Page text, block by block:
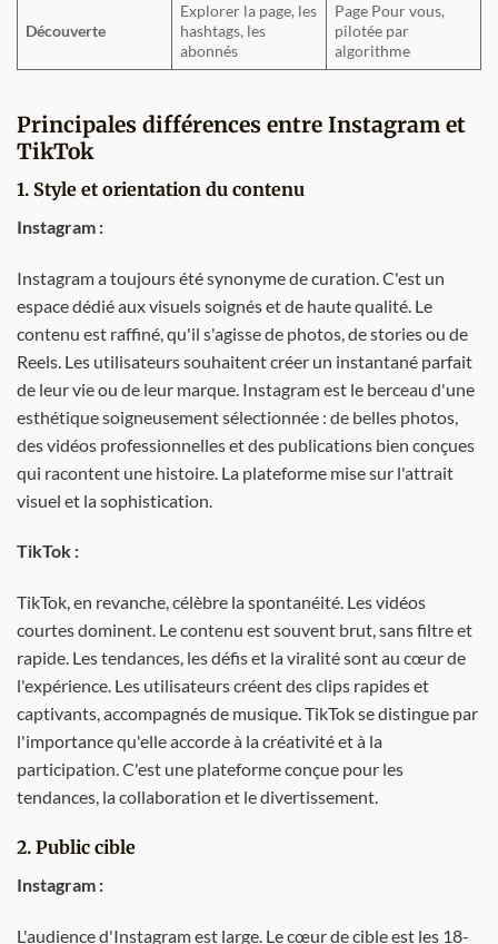
Découverte
Explorer la page, les
hashtags, les
abonnés
Page Pour vous,
pilotée par
algorithme
Principales différences entre Instagram et
TikTok
1. Style et orientation du contenu
Instagram :
Instagram a toujours été synonyme de curation. C'est un
espace dédié aux visuels soignés et de haute qualité. Le
contenu est raffiné, qu'il s'agisse de photos, de stories ou de
Reels. Les utilisateurs souhaitent créer un instantané parfait
de leur vie ou de leur marque. Instagram est le berceau d'une
esthétique soigneusement sélectionnée : de belles photos,
des vidéos professionnelles et des publications bien conçues
qui racontent une histoire. La plateforme mise sur l'attrait
visuel et la sophistication.
TikTok :
TikTok, en revanche, célèbre la spontanéité. Les vidéos
courtes dominent. Le contenu est souvent brut, sans filtre et
rapide. Les tendances, les défis et la viralité sont au cœur de
l'expérience. Les utilisateurs créent des clips rapides et
captivants, accompagnés de musique. TikTok se distingue par
l'importance qu'elle accorde à la créativité et à la
participation. C'est une plateforme conçue pour les
tendances, la collaboration et le divertissement.
2. Public cible
Instagram :
L'audience d'Instagram est large. Le cœur de cible est les 18-